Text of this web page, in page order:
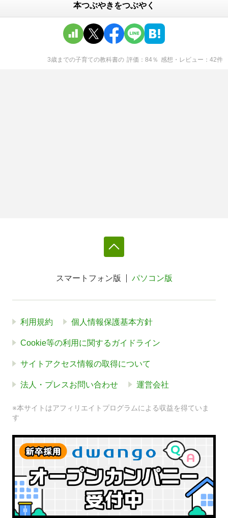
本つぶやきをつぶやく
3歳までの子育ての教科書の 評価 84％ 感想・レビュー 42件
スマートフォン版 パソコン版
利用規約 個人情報保護基本方針
Cookie等の利用に関するガイドライン
サイトアクセス情報の取得について
法人・プレスお問い合わせ 運営会社
※本サイトはアフィリエイトプログラムによる収益を得ていま
す